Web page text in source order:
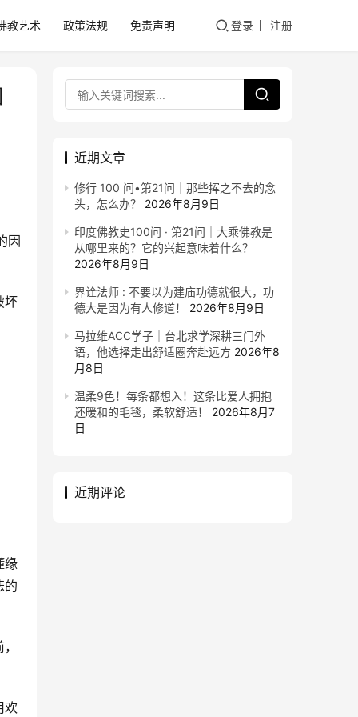
教艺术 政策法规 免责声明 登录 注册
因
坏
缘
的
欢
近期文章
修行 100 问•第21问｜那些挥之不去的念
头，怎么办？
2026年8月9日
印度佛教史100问 · 第21问｜大乘佛教是
从哪里来的？它的兴起意味着什么？
2026年8月9日
界诠法师 : 不要以为建庙功德就很大，功
德大是因为有人修道！
2026年8月9日
马拉维ACC学子｜台北求学深耕三门外
语，他选择走出舒适圈奔赴远方 2026年8
月8日
温柔9色！每条都想入！这条比爱人拥抱
还暖和的毛毯，柔软舒适！
2026年8月7
日
近期评论